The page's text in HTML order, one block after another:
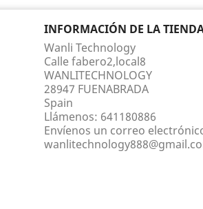
INFORMACIÓN DE LA
Wanli Technology
Calle fabero2,local8
WANLITECHNOLOGY
28947 FUENABRADA
Spain
Llámenos: 641180886
Envíenos un correo